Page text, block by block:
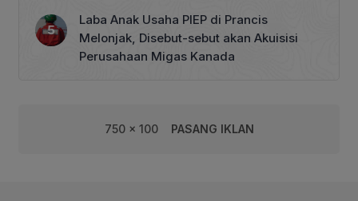
Laba Anak Usaha PIEP di Prancis
Melonjak, Disebut-sebut akan Akuisisi
Perusahaan Migas Kanada
750 x 100 PASANG IKLAN